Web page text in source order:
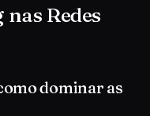
Redes
dominar as